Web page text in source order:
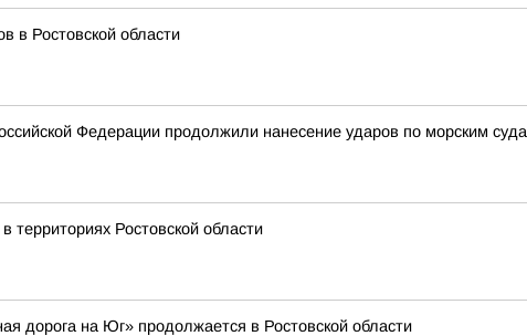
в Ростовской области
Федерации продолжили нанесение ударов по морским
территориях Ростовской области
дорога на Юг» продолжается в Ростовской области